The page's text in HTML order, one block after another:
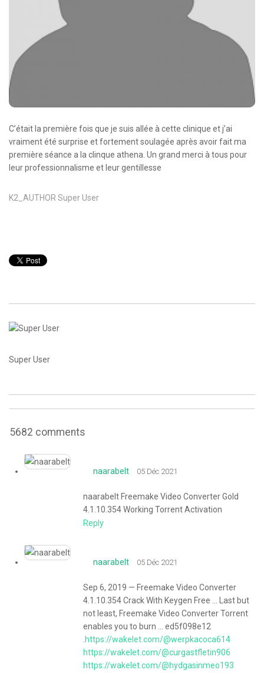
C’était la première fois que je suis allée à cette clinique et j’ai
vraiment été surprise et fortement soulagée après avoir fait ma
première séance a la clinque athena. Un grand merci à tous pour
leur professionnalisme et leur gentillesse
K2_AUTHOR Super User
Super User
5682 comments
naarabelt 05 Déc 2021
naarabelt Freemake Video Converter Gold
4.1.10.354 Working Torrent Activation
Reply
naarabelt 05 Déc 2021
Sep 6, 2019 — Freemake Video Converter
4.1.10.354 Crack With Keygen Free ... Last but
not least, Freemake Video Converter Torrent
enables you to burn ... ed5f098e12
https://wakelet.com/@werpkacoca614
https://wakelet.com/@curgastfletin906
https://wakelet.com/@hydgasinmeo193
Oncologie Médicale
Biologie
Patients
Consultations
Nouvelles techniques à AMC
Formation continue
CONTACT